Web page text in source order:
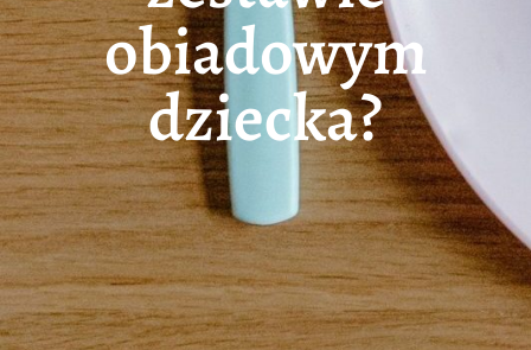
obiadowym
dziecka?